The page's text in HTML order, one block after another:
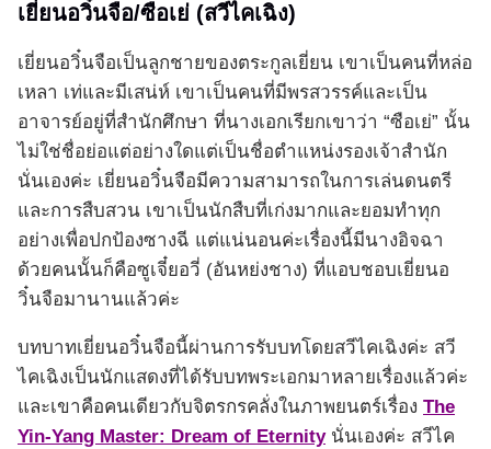
เยี่ยนอวิ๋นจือ/ซือเย่ (สวีไคเฉิง)
เยี่ยนอวิ๋นจือเป็นลูกชายของตระกูลเยี่ยน เขาเป็นคนที่หล่อ
เหลา เท่และมีเสน่ห์ เขาเป็นคนที่มีพรสวรรค์และเป็น
อาจารย์อยู่ที่สำนักศึกษา ที่นางเอกเรียกเขาว่า “ซือเย่” นั้น
ไม่ใช่ชื่อย่อแต่อย่างใดแต่เป็นชื่อตำแหน่งรองเจ้าสำนัก
นั่นเองค่ะ เยี่ยนอวิ๋นจือมีความสามารถในการเล่นดนตรี
และการสืบสวน เขาเป็นนักสืบที่เก่งมากและยอมทำทุก
อย่างเพื่อปกป้องซางฉี แต่แน่นอนค่ะเรื่องนี้มีนางอิจฉา
ด้วยคนนั้นก็คือซูเจี๋ยอวี่ (อันหย่งชาง) ที่แอบชอบเยี่ยนอ
วิ๋นจือมานานแล้วค่ะ
บทบาทเยี่ยนอวิ๋นจือนี้ผ่านการรับบทโดยสวีไคเฉิงค่ะ สวี
ไคเฉิงเป็นนักแสดงที่ได้รับบทพระเอกมาหลายเรื่องแล้วค่ะ
และเขาคือคนเดียวกับจิตรกรคลั่งในภาพยนตร์เรื่อง The
Yin-Yang Master: Dream of Eternityนั่นเองค่ะ สวีไค